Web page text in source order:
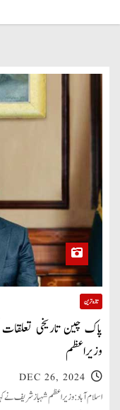
تازہ ترین
پاک چین تاریخی تعلقات
وزیراعظم
DEC 26, 2024
اسلام آباد: وزیراعظم شہباز شریف نے